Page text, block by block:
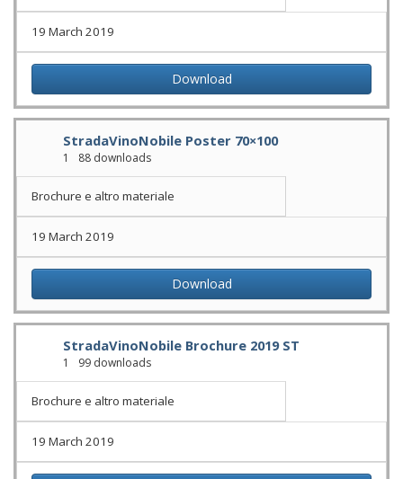
19 March 2019
Download
StradaVinoNobile Poster 70×100
1 88 downloads
Brochure e altro materiale
19 March 2019
Download
StradaVinoNobile Brochure 2019 ST
1 99 downloads
Brochure e altro materiale
19 March 2019